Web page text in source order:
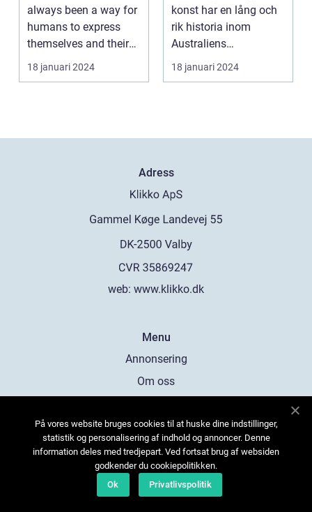
always been a way for
humans to express
themselves and their
experiences. Over...
18 januari 2024
ngens unika
konstform
konst har en lång och
rik historia inom
Australiens
ursprungsbefolkning.
Denna...
18 januari 2024
Adress
web: www.klikko.dk
Menu
Annonsering
Om oss
Kontakta oss
Sitemap
På vores website bruges cookies til at huske dine indstillinger,
statistik og personalisering af indhold og annoncer. Denne
information deles med tredjepart. Ved fortsat brug af websiden
godkender du cookiepolitikken.
Ok
Privatlivspolitik